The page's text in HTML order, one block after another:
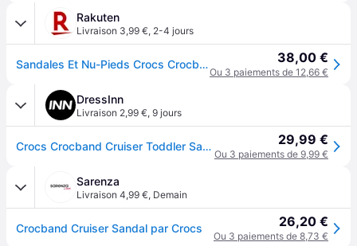
Rakuten
Livraison 3,99 €, 2-4 jours
Sandales Et Nu-Pieds Crocs Crocband Cruiser Sandal Pour Enfant 38,00 €
Ou 3 paiements de 12,66 €
DressInn
Livraison 2,99 €, 9 jours
Crocs Crocband Cruiser Toddler Sandals Rouge,Bleu EU 24-25 Enfants 29,99 €
Ou 3 paiements de 9,99 €
Sarenza
Livraison 4,99 €, Demain
Crocband Cruiser Sandal par Crocs 26,20 €
Ou 3 paiements de 8,73 €